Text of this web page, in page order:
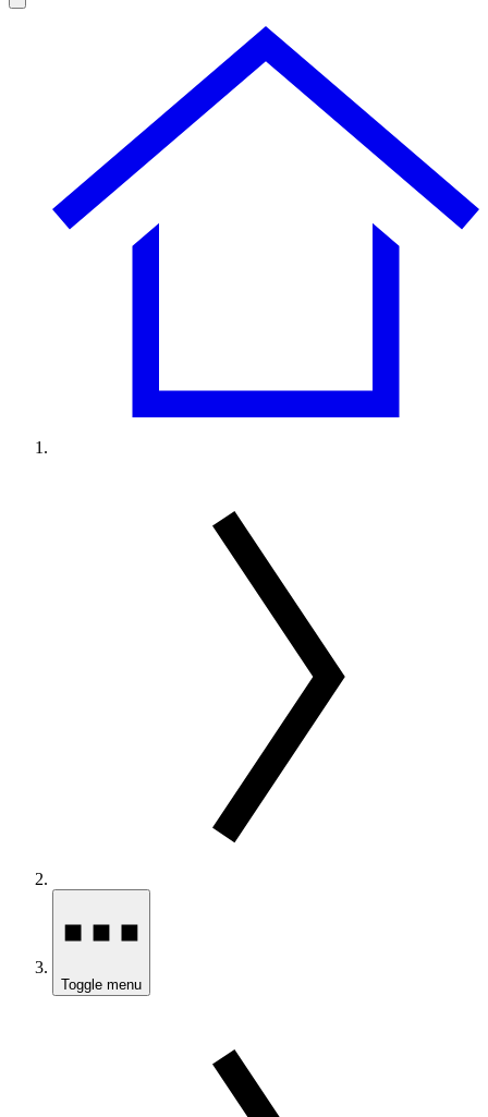
Toggle menu